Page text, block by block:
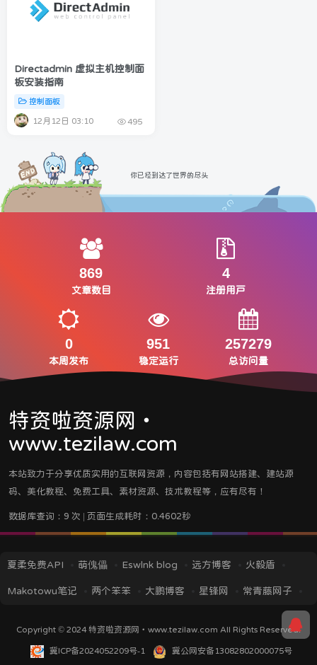
Directadmin 虚拟主机控制面
板安装指南
控制面板
12月12日 03:10 495
你已经到达了世界的尽头
869
文章数目
4
注册用户
0
本周发布
951
稳定运行
257279
总访问量
特资啦资源网・
www.tezilaw.com
本站致力于分享优质实用的互联网资源，内容包括有网站搭建、建站源
码、美化教程、免费工具、素材资源、技术教程等，应有尽有！
数据库查询：9 次 | 页面生成耗时：0.4602秒
夏柔免费API 萌傀儡 Eswlnk blog 远方博客 火毅盾
Makotowu笔记 两个笨笨 大鹏博客 星锋网 常青藤网子
TITAIKE
黎洛云科技
Copyright © 2024特资啦资源网・www.tezilaw.com All Rights Reserved.
冀ICP备2024052209号-1 冀公网安备13082802000075号